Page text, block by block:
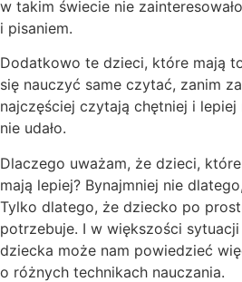
w takim świecie nie
i pisaniem.
Dodatkowo te dzieci, które mają
się nauczyć same czytać, zanim
najczęściej czytają chętniej i
nie udało.
Dlaczego uważam, że dzieci,
mają lepiej? Bynajmniej nie
Tylko dlatego, że dziecko po
potrzebuje. I w większości sytuacji
dziecka może nam powiedzieć
o różnych technikach nauczania.